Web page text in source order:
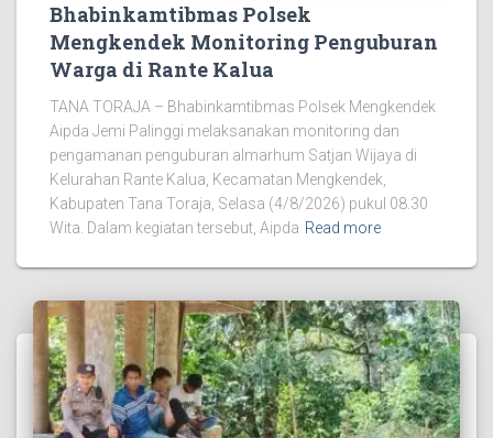
Bhabinkamtibmas Polsek
Mengkendek Monitoring Penguburan
Warga di Rante Kalua
TANA TORAJA – Bhabinkamtibmas Polsek Mengkendek
Aipda Jemi Palinggi melaksanakan monitoring dan
pengamanan penguburan almarhum Satjan Wijaya di
Kelurahan Rante Kalua, Kecamatan Mengkendek,
Kabupaten Tana Toraja, Selasa (4/8/2026) pukul 08.30
Wita. Dalam kegiatan tersebut, Aipda Read more